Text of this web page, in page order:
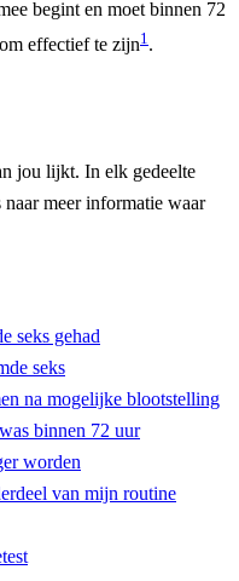
begint en moet binnen 72
effectief te zijn1 .
jou lijkt. In elk gedeelte
meer informatie waar
seks gehad
seks
na mogelijke blootstelling
binnen 72 uur
worden
van mijn routine